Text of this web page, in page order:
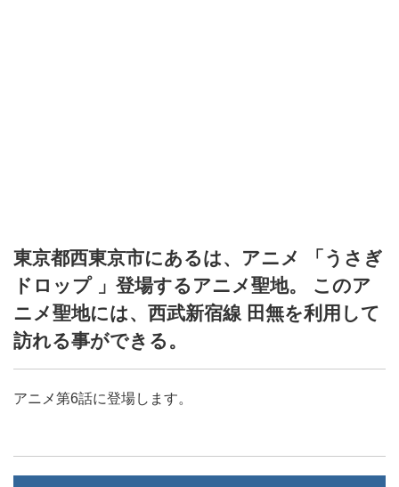
東京都西東京市にあるは、アニメ 「うさぎ
ドロップ 」登場するアニメ聖地。 このア
ニメ聖地には、西武新宿線 田無を利用して
訪れる事ができる。
アニメ第6話に登場します。